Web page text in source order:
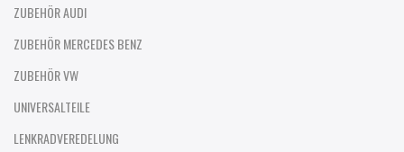
ZUBEHÖR AUDI
ZUBEHÖR MERCEDES BENZ
ZUBEHÖR VW
UNIVERSALTEILE
LENKRADVEREDELUNG